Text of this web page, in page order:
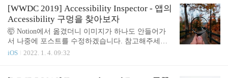
onents 세션을 통해 알아보겠습니다. (8분짜리 영상이
라 부담이 없으니 구경해보세요!) iPhone/iPad 기기,
화면 크기가 다양해지고, Multi Window가 등장했다.
개발자가 고려해야 할 화면크기 종류가 많아 보일 수
있지만, 기본 프레임워크를 통해 프로세스를 단순화
할 수 있다. 1. Size Classes ✅ Compact / Regular로 구
[WWDC 2019] Accessibility Inspector - 앱의
Accessibility 구멍을 찾아보자
🤯 Notion에서 옮겼더니 이미지가 하나도 안들어가
서 나중에 포스트를 수정하겠습니다. 참고해주세요.
Notion 링크 : https://www.notion.so/Accessibility-Inspec
iOS 2022. 1. 4. 09:32